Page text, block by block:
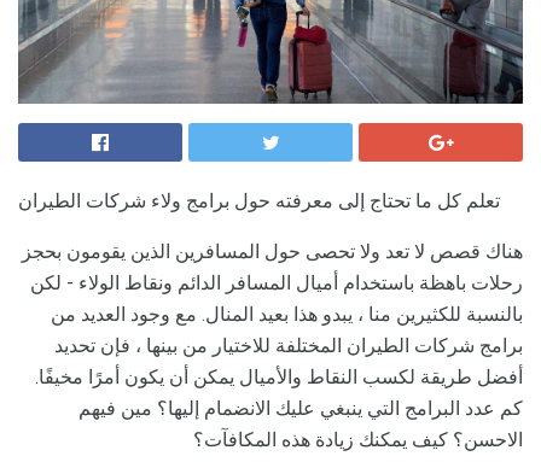
تعلم كل ما تحتاج إلى معرفته حول برامج ولاء شركات الطيران
هناك قصص لا تعد ولا تحصى حول المسافرين الذين يقومون بحجز
رحلات باهظة باستخدام أميال المسافر الدائم ونقاط الولاء - لكن
بالنسبة للكثيرين منا ، يبدو هذا بعيد المنال. مع وجود العديد من
برامج شركات الطيران المختلفة للاختيار من بينها ، فإن تحديد
أفضل طريقة لكسب النقاط والأميال يمكن أن يكون أمرًا مخيفًا.
كم عدد البرامج التي ينبغي عليك الانضمام إليها؟ مين فيهم
الاحسن؟ كيف يمكنك زيادة هذه المكافآت؟